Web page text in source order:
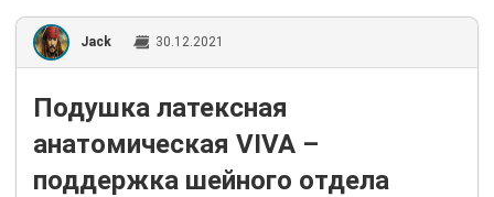
Jack 30.12.2021
Подушка латексная
анатомическая VIVA –
поддержка шейного отдела